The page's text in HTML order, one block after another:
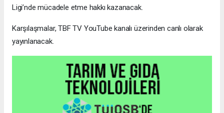
Ligi’nde mücadele etme hakkı kazanacak.
Karşılaşmalar, TBF TV YouTube kanalı üzerinden canlı olarak
yayınlanacak.